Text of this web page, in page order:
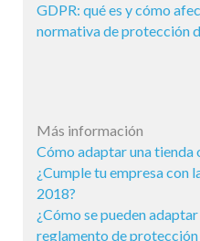
GDPR: qué es y cómo
normativa de protección
Más información
Cómo adaptar una tienda
¿Cumple tu empresa con
2018?
¿Cómo se pueden
reglamento de protección